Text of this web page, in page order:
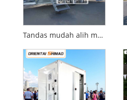
Tandas mudah alih mudah alih